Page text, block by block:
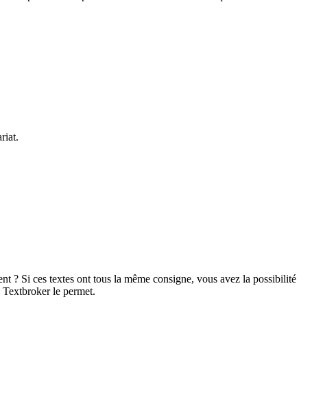
? Si ces textes ont tous la même consigne, vous avez la possibilité
le permet.